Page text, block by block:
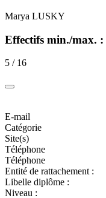
Marya LUSKY
Effectifs min./max. :
5 / 16
E-mail
Catégorie
Site(s)
Téléphone
Téléphone
Entité de rattachement :
Libelle diplôme :
Niveau :